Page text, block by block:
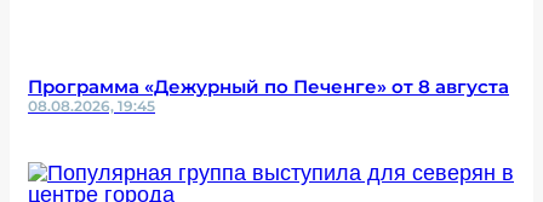
Программа «Дежурный по Печенге» от 8 августа
08.08.2026, 19:45